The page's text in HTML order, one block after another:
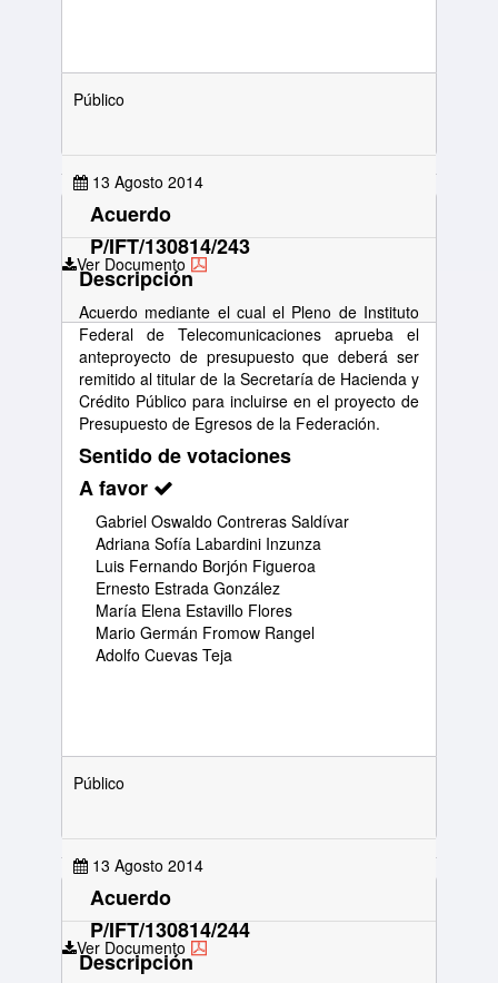
Público
13 Agosto 2014
Ver Documento
Acuerdo
P/IFT/130814/243
Descripción
Acuerdo mediante el cual el Pleno de Instituto
Federal de Telecomunicaciones aprueba el
anteproyecto de presupuesto que deberá ser
remitido al titular de la Secretaría de Hacienda y
Crédito Público para incluirse en el proyecto de
Presupuesto de Egresos de la Federación.
Sentido de votaciones
A favor
Gabriel Oswaldo Contreras Saldívar
Adriana Sofía Labardini Inzunza
Luis Fernando Borjón Figueroa
Ernesto Estrada González
María Elena Estavillo Flores
Mario Germán Fromow Rangel
Adolfo Cuevas Teja
Público
13 Agosto 2014
Ver Documento
Acuerdo
P/IFT/130814/244
Descripción